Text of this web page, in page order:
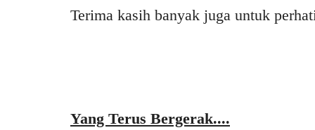
Terima kasih banyak juga untuk
Yang Terus Bergerak....